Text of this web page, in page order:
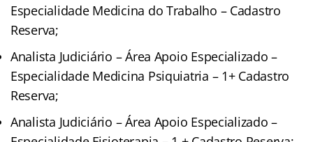
Especialidade Medicina do Trabalho – Cadastro
Reserva;
Analista Judiciário – Área Apoio Especializado –
Especialidade Medicina Psiquiatria – 1+ Cadastro
Reserva;
Analista Judiciário – Área Apoio Especializado –